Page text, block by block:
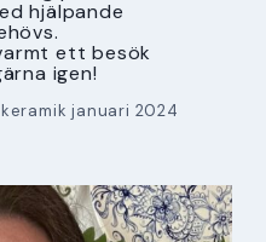
hjälpande
ett besök
igen!
januari 2024